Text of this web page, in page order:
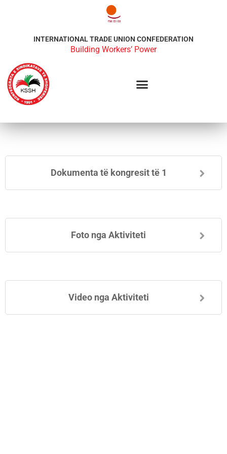
INTERNATIONAL TRADE UNION CONFEDERATION
Building Workers’ Power
Dokumenta të kongresit të 1
Foto nga Aktiviteti
Video nga Aktiviteti